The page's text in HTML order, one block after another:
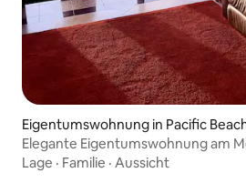
Eigentumswohnung in Pacific
Elegante Eigentumswohnung am
Bemerkenswerte Annehmlichkeiten
Lage · Familie · Aussicht